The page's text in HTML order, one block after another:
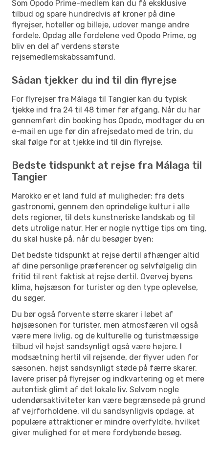
Som Opodo Prime-medlem kan du få eksklusive
tilbud og spare hundredvis af kroner på dine
flyrejser, hoteller og billeje, udover mange andre
fordele. Opdag alle fordelene ved Opodo Prime, og
bliv en del af verdens største
rejsemedlemskabssamfund.
Sådan tjekker du ind til din flyrejse
For flyrejser fra Málaga til Tangier kan du typisk
tjekke ind fra 24 til 48 timer før afgang. Når du har
gennemført din booking hos Opodo, modtager du en
e-mail en uge før din afrejsedato med de trin, du
skal følge for at tjekke ind til din flyrejse.
Bedste tidspunkt at rejse fra Málaga til
Tangier
Marokko er et land fuld af muligheder: fra dets
gastronomi, gennem den oprindelige kultur i alle
dets regioner, til dets kunstneriske landskab og til
dets utrolige natur. Her er nogle nyttige tips om ting,
du skal huske på, når du besøger byen:
Det bedste tidspunkt at rejse dertil afhænger altid
af dine personlige præferencer og selvfølgelig din
fritid til rent faktisk at rejse dertil. Overvej byens
klima, højsæson for turister og den type oplevelse,
du søger.
Du bør også forvente større skarer i løbet af
højsæsonen for turister, men atmosfæren vil også
være mere livlig, og de kulturelle og turistmæssige
tilbud vil højst sandsynligt også være højere. I
modsætning hertil vil rejsende, der flyver uden for
sæsonen, højst sandsynligt støde på færre skarer,
lavere priser på flyrejser og indkvartering og et mere
autentisk glimt af det lokale liv. Selvom nogle
udendørsaktiviteter kan være begrænsede på grund
af vejrforholdene, vil du sandsynligvis opdage, at
populære attraktioner er mindre overfyldte, hvilket
giver mulighed for et mere fordybende besøg.